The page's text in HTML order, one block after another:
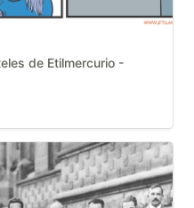
de Etilmercurio -